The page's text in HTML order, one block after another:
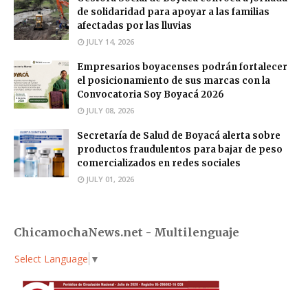
de solidaridad para apoyar a las familias
afectadas por las lluvias
JULY 14, 2026
Empresarios boyacenses podrán fortalecer
el posicionamiento de sus marcas con la
Convocatoria Soy Boyacá 2026
JULY 08, 2026
Secretaría de Salud de Boyacá alerta sobre
productos fraudulentos para bajar de peso
comercializados en redes sociales
JULY 01, 2026
ChicamochaNews.net - Multilenguaje
Select Language ▼